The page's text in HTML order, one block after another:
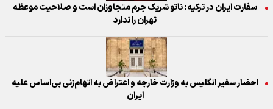
سفارت ایران در ترکیه: ناتو شریک جرم متجاوزان است و صلاحیت موعظه
تهران را ندارد
احضار سفیر انگلیس به وزارت خارجه و اعتراض به اتهام‌زنی بی‌اساس علیه
ایران